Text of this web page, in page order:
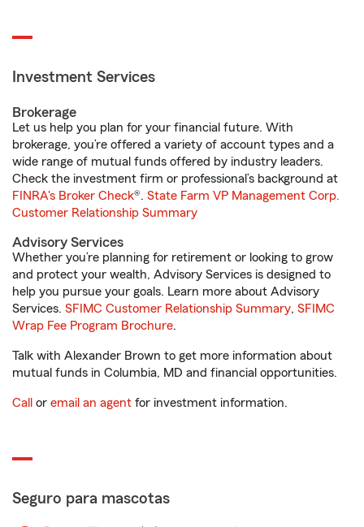
Investment Services
Brokerage
Let us help you plan for your financial future. With
brokerage, you’re offered a variety of account types and a
wide range of mutual funds offered by industry leaders.
Check the investment firm or professional’s background at
FINRA's Broker Check®. State Farm VP Management Corp.
Customer Relationship Summary
Advisory Services
Whether you’re planning for retirement or looking to grow
and protect your wealth, Advisory Services is designed to
help you pursue your goals. Learn more about Advisory
Services. SFIMC Customer Relationship Summary, SFIMC
Wrap Fee Program Brochure.
Talk with Alexander Brown to get more information about
mutual funds in Columbia, MD and financial opportunities.
Call or email an agent for investment information.
Seguro para mascotas